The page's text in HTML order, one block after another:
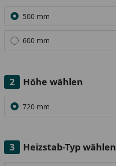
Alle anzeigen (2)
500 mm
600 mm
Höhe wählen
Alle anzeigen (1)
720 mm
Heizstab-Typ wählen